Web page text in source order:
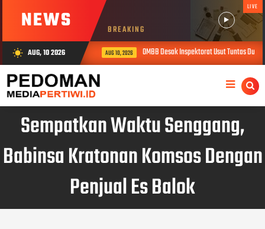
NEWS BREAKING
LIVE
wb_sunny AUG, 10 2026 AUG 10, 2026 OMBB Desak Inspektorat Usut Tuntas
Sempatkan Waktu Senggang,
Babinsa Kratonan Komsos Dengan
Penjual Es Balok